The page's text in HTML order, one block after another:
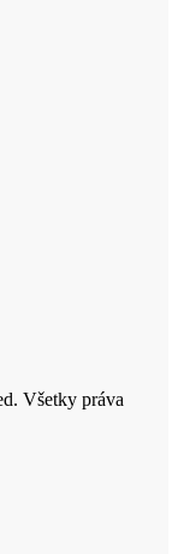
Všetky práva